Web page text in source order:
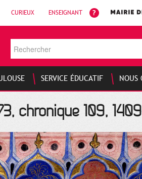
CURIEUX ENSEIGNANT
SERVICE ÉDUCATIF NOUS
chronique 109,